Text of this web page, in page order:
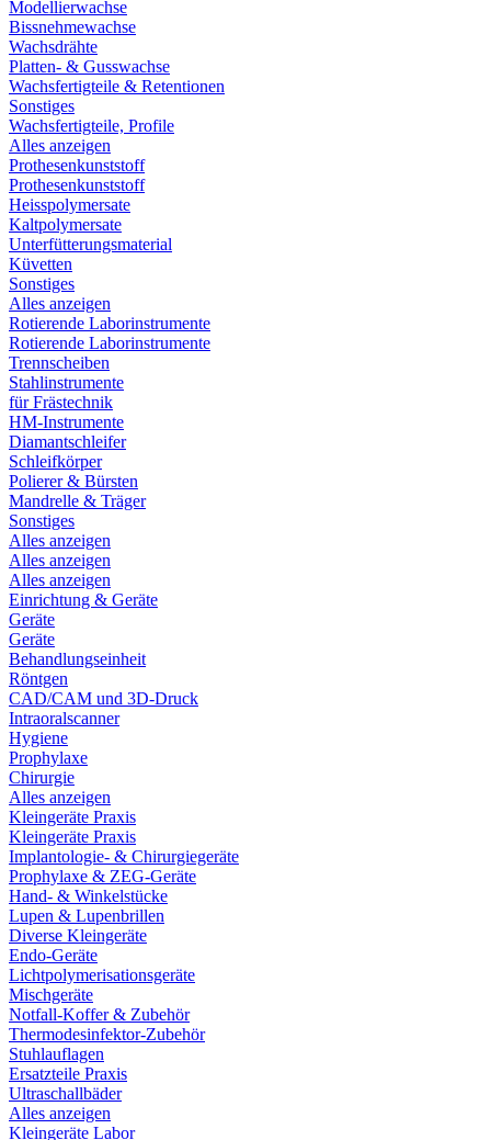
Modellierwachse
Bissnehmewachse
Wachsdrähte
Platten- & Gusswachse
Wachsfertigteile & Retentionen
Sonstiges
Wachsfertigteile, Profile
Alles anzeigen
Prothesenkunststoff
Prothesenkunststoff
Heisspolymersate
Kaltpolymersate
Unterfütterungsmaterial
Küvetten
Sonstiges
Alles anzeigen
Rotierende Laborinstrumente
Rotierende Laborinstrumente
Trennscheiben
Stahlinstrumente
für Frästechnik
HM-Instrumente
Diamantschleifer
Schleifkörper
Polierer & Bürsten
Mandrelle & Träger
Sonstiges
Alles anzeigen
Alles anzeigen
Alles anzeigen
Einrichtung & Geräte
Geräte
Geräte
Behandlungseinheit
Röntgen
CAD/CAM und 3D-Druck
Intraoralscanner
Hygiene
Prophylaxe
Chirurgie
Alles anzeigen
Kleingeräte Praxis
Kleingeräte Praxis
Implantologie- & Chirurgiegeräte
Prophylaxe & ZEG-Geräte
Hand- & Winkelstücke
Lupen & Lupenbrillen
Diverse Kleingeräte
Endo-Geräte
Lichtpolymerisationsgeräte
Mischgeräte
Notfall-Koffer & Zubehör
Thermodesinfektor-Zubehör
Stuhlauflagen
Ersatzteile Praxis
Ultraschallbäder
Alles anzeigen
Kleingeräte Labor